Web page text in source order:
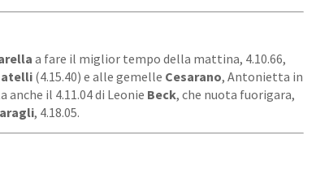
a fare il miglior tempo della mattina, 4.10.66,
(4.15.40) e alle gemelle Cesarano, Antonietta in
anche il 4.11.04 di Leonie Beck, che nuota fuorigara,
, 4.18.05.